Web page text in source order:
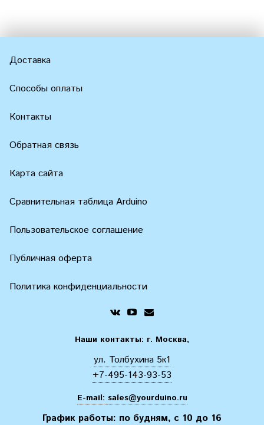
Доставка
Способы оплаты
Контакты
Обратная связь
Карта сайта
Сравнительная таблица Arduino
Пользовательское соглашение
Публичная оферта
Политика конфиденциальности
Наши контакты: г. Москва,
ул. Толбухина 5к1
+7-495-143-93-53
E-mail: sales@yourduino.ru
График работы: по будням, с 10 до 16